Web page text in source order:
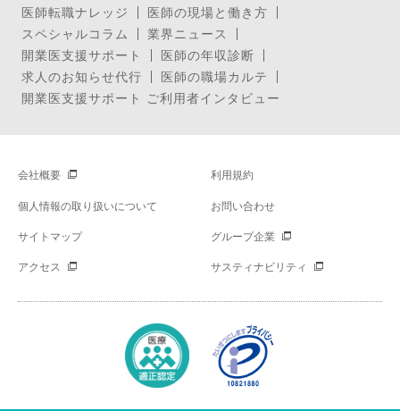
医師転職ナレッジ
医師の現場と働き方
スペシャルコラム
業界ニュース
開業医支援サポート
医師の年収診断
求人のお知らせ代行
医師の職場カルテ
開業医支援サポート ご利用者インタビュー
会社概要 利用規約
個人情報の取り扱いについて お問い合わせ
サイトマップ グループ企業
アクセス サスティナビリティ